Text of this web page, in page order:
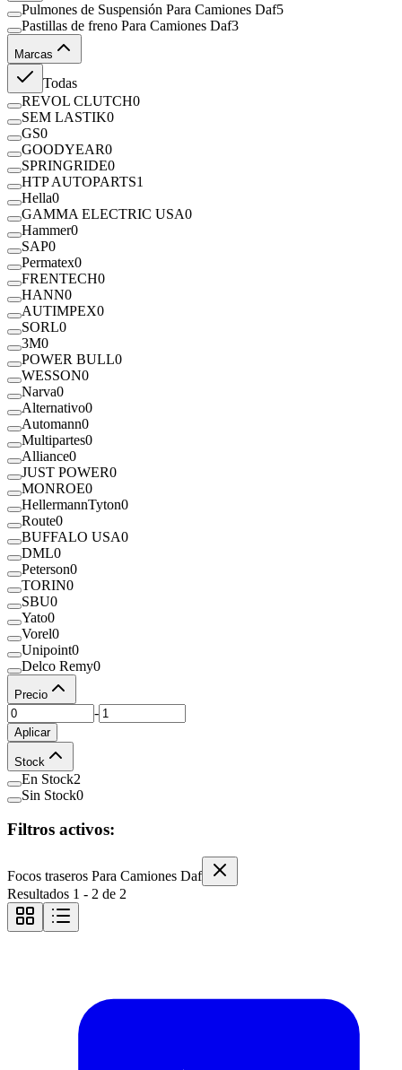
Pulmones de Suspensión Para Camiones Daf5
Pastillas de freno Para Camiones Daf3
Marcas
Todas
REVOL CLUTCH0
SEM LASTIK0
GS0
GOODYEAR0
SPRINGRIDE0
HTP AUTOPARTS1
Hella0
GAMMA ELECTRIC USA0
Hammer0
SAP0
Permatex0
FRENTECH0
HANN0
AUTIMPEX0
SORL0
3M0
POWER BULL0
WESSON0
Narva0
Alternativo0
Automann0
Multipartes0
Alliance0
JUST POWER0
MONROE0
HellermannTyton0
Route0
BUFFALO USA0
DML0
Peterson0
TORIN0
SBU0
Yato0
Vorel0
Unipoint0
Delco Remy0
Precio
-
Aplicar
Stock
En Stock2
Sin Stock0
Filtros activos:
Focos traseros Para Camiones Daf
Resultados 1 - 2 de 2